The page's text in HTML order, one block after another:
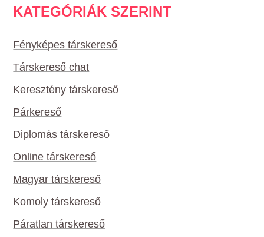
KATEGÓRIÁK SZERINT
Fényképes társkereső
Társkereső chat
Keresztény társkereső
Párkereső
Diplomás társkereső
Online társkereső
Magyar társkereső
Komoly társkereső
Páratlan társkereső